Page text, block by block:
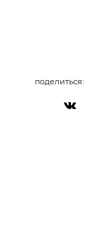
поделиться: